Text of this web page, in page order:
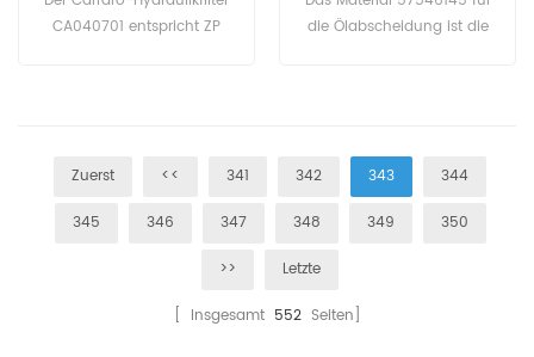
CA040701 entspricht ZP
die Ölabscheidung ist die
Zuerst
<< 341 342 343 344
345 346 347 348 349 350
>> Letzte
[ Insgesamt 552Seiten]